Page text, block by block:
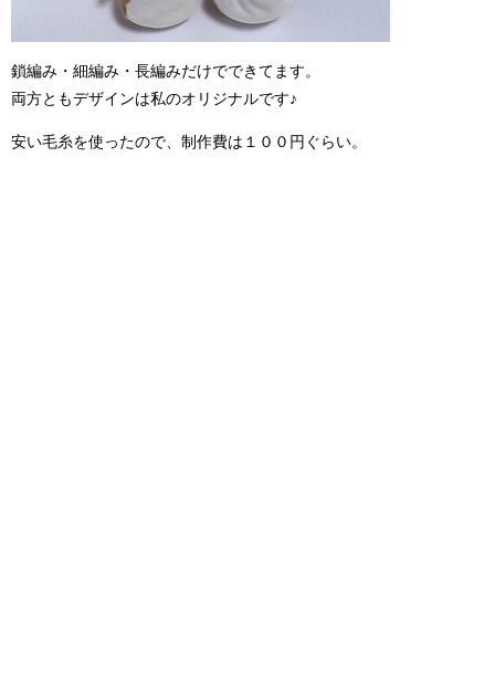
鎖編み・細編み・長編みだけでできてます。
両方ともデザインは私のオリジナルです♪
安い毛糸を使ったので、制作費は１００円ぐらい。